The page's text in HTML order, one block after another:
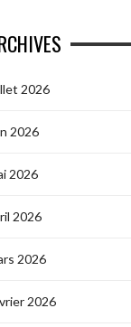
2026
2026
2026
2026
2026
2026